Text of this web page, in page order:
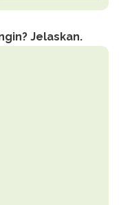
Jelaskan.